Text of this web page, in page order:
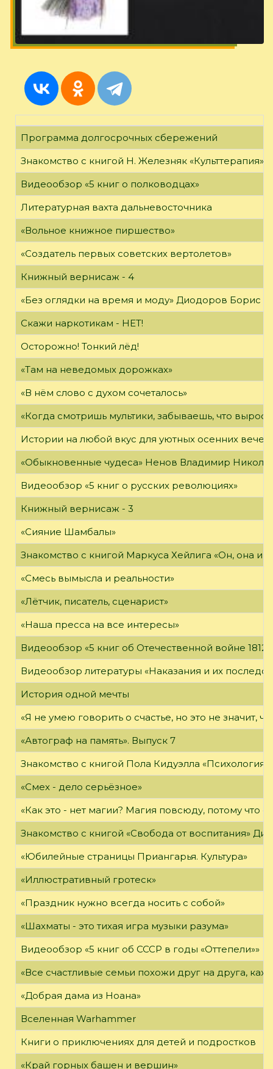
Программа долгосрочных сбережений
Знакомство с книгой Н. Железняк «Культтерапия»
Видеообзор «5 книг о полководцах»
Литературная вахта дальневосточника
«Вольное книжное пиршество»
«Создатель первых советских вертолетов»
Книжный вернисаж - 4
«Без оглядки на время и моду» Диодоров Борис
Скажи наркотикам - НЕТ!
Осторожно! Тонкий лёд!
«Там на неведомых дорожках»
«В нём слово с духом сочеталось»
«Когда смотришь мультики, забываешь, что вырос»
Истории на любой вкус для уютных осенних
«Обыкновенные чудеса» Ненов Владимир
Видеообзор «5 книг о русских революциях»
Книжный вернисаж - 3
«Сияние Шамбалы»
Знакомство с книгой Маркуса Хейлига «Он, она и
«Смесь вымысла и реальности»
«Лётчик, писатель, сценарист»
«Наша пресса на все интересы»
Видеообзор «5 книг об Отечественной войне 1812
Видеообзор литературы «Наказания и их
История одной мечты
«Я не умею говорить о счастье, но это не значит,
«Автограф на память». Выпуск 7
Знакомство с книгой Пола Кидуэлла «Психология
«Смех - дело серьёзное»
«Как это - нет магии? Магия повсюду, потому что
Знакомство с книгой «Свобода от воспитания»
«Юбилейные страницы Приангарья. Культура»
«Иллюстративный гротеск»
«Праздник нужно всегда носить с собой»
«Шахматы - это тихая игра музыки разума»
Видеообзор «5 книг об СССР в годы «Оттепели»»
«Все счастливые семьи похожи друг на друга,
«Добрая дама из Ноана»
Вселенная Warhammer
Книги о приключениях для детей и подростков
«Край горных башен и вершин»